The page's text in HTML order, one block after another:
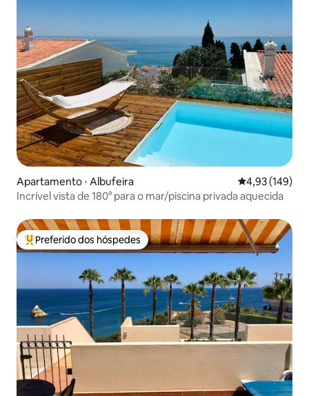
Apartamento ⋅ Albufeira 4,93 de uma
4,93 (149)
Incrível vista de 180° para o mar/piscina privada aquecida
Entre os melhores preferidos dos hóspedes
Preferido dos hóspedes